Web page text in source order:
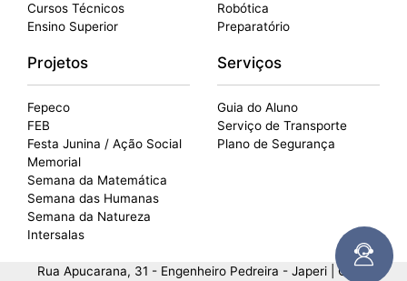
Cursos Técnicos
Ensino Superior
Robótica
Preparatório
Projetos
Fepeco
FEB
Festa Junina / Ação Social
Memorial
Semana da Matemática
Semana das Humanas
Semana da Natureza
Intersalas
Serviços
Guia do Aluno
Serviço de Transporte
Plano de Segurança
Rua Apucarana, 31 - Engenheiro Pedreira - Japeri | CNPJ